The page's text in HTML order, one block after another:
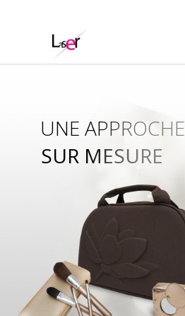
SUR MESURE
UNE APPROCHE